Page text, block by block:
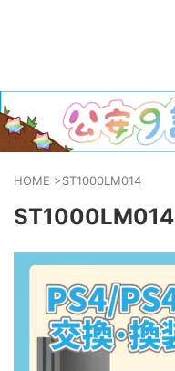
HOME >ST1000LM014
ST1000LM014